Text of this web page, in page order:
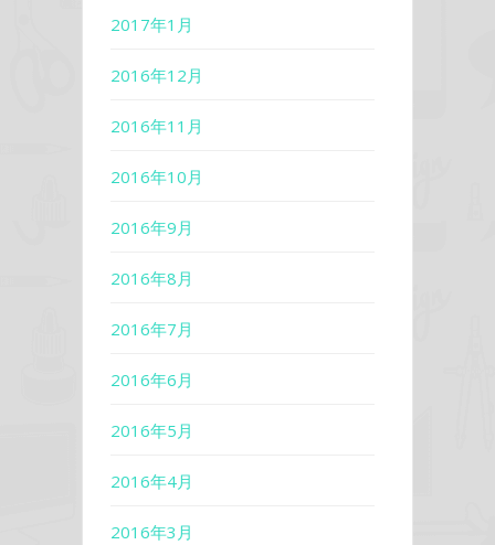
2017年1月
2016年12月
2016年11月
2016年10月
2016年9月
2016年8月
2016年7月
2016年6月
2016年5月
2016年4月
2016年3月